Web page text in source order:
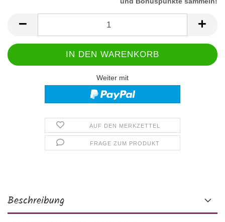
Weiter mit
AUF DEN MERKZETTEL
FRAGE ZUM PRODUKT
Beschreibung